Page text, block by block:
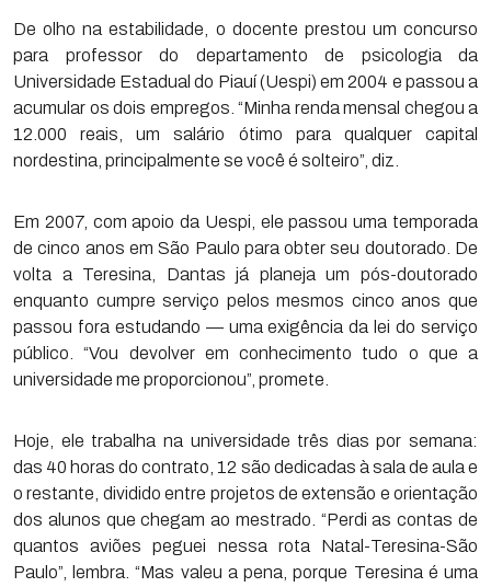
De olho na estabilidade, o docente prestou um concurso
para professor do departamento de psicologia da
Universidade Estadual do Piauí (Uespi) em 2004 e passou a
acumular os dois empregos. “Minha renda mensal chegou a
12.000 reais, um salário ótimo para qualquer capital
nordestina, principalmente se você é solteiro”, diz.
Em 2007, com apoio da Uespi, ele passou uma temporada
de cinco anos em São Paulo para obter seu doutorado. De
volta a Teresina, Dantas já planeja um pós-doutorado
enquanto cumpre serviço pelos mesmos cinco anos que
passou fora estudando — uma exigência da lei do serviço
público. “Vou devolver em conhecimento tudo o que a
universidade me proporcionou”, promete.
Hoje, ele trabalha na universidade três dias por semana:
das 40 horas do contrato, 12 são dedicadas à sala de aula e
o restante, dividido entre projetos de extensão e orientação
dos alunos que chegam ao mestrado. “Perdi as contas de
quantos aviões peguei nessa rota Natal-Teresina-São
Paulo”, lembra. “Mas valeu a pena, porque Teresina é uma